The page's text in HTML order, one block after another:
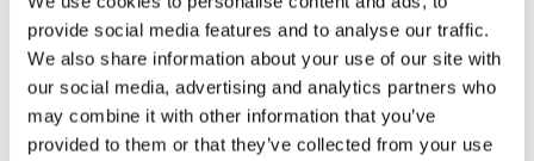
provide social media features and to analyse our traffic.
We also share information about your use of our site with
our social media, advertising and analytics partners who
may combine it with other information that you’ve
provided to them or that they’ve collected from your use
話をしよう